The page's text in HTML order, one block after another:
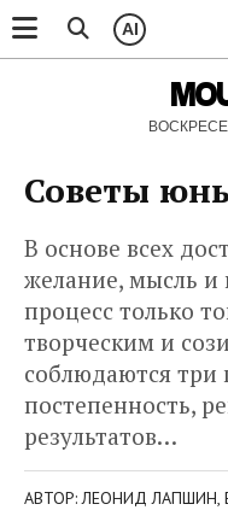
AI
Советы
В основе всех
желание, мысль
процесс только
творческим и
соблюдаются
постепенность,
результатов…
АВТОР: ЛЕОНИД ЛАПШИН,